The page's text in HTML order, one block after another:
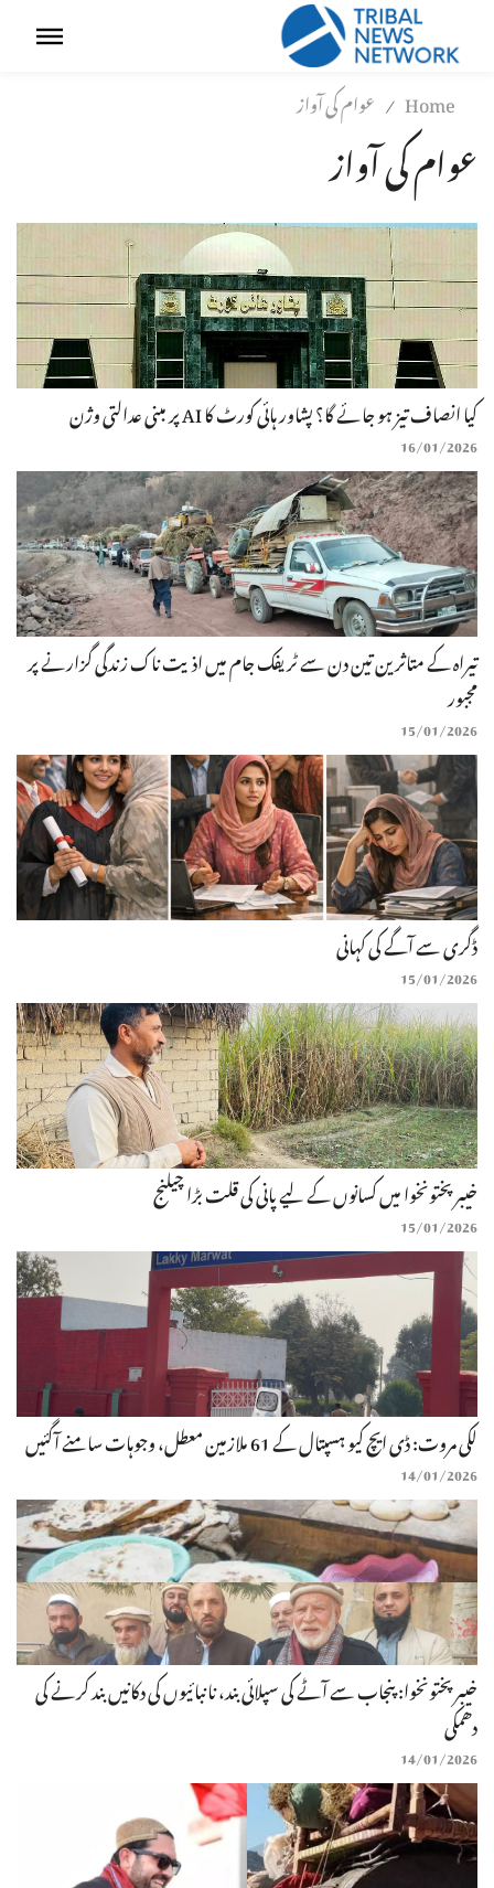
عوام کی آواز Home
/
عوام کی آواز
کیا انصاف تیز ہو جائے گا؟ پشاور ہائی کورٹ کا AI پر مبنی عدالتی وژن
16/01/2026
تیراہ کے متاثرین تین دن سے ٹریفک جام میں اذیت ناک زندگی گزارنے پر
مجبور
15/01/2026
ڈگری سے آگے کی کہانی
15/01/2026
خیبر پختونخوا میں کسانوں کے لیے پانی کی قلت بڑا چیلنج
15/01/2026
لکی مروت: ڈی ایچ کیو ہسپتال کے 61 ملازمین معطل، وجوہات سامنے آگئیں
14/01/2026
خیبر پختونخوا: پنجاب سے آٹے کی سپلائی بند، نانبائیوں کی دکانیں بند کرنے کی
دھمکی
14/01/2026